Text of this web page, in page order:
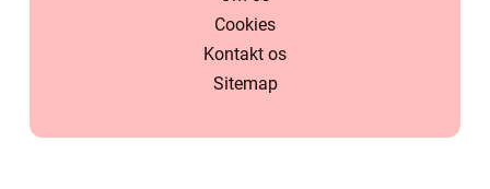
Cookies
Kontakt os
Sitemap